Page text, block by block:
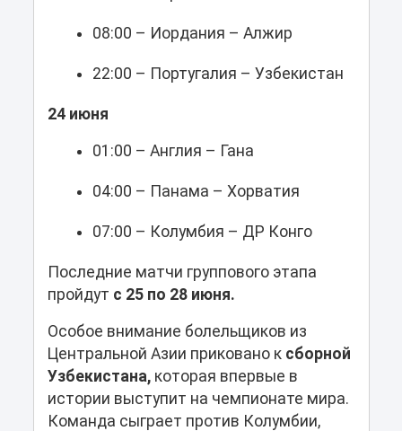
08:00 – Иордания – Алжир
22:00 – Португалия – Узбекистан
24 июня
01:00 – Англия – Гана
04:00 – Панама – Хорватия
07:00 – Колумбия – ДР Конго
Последние матчи группового этапа
пройдут с 25 по 28 июня.
Особое внимание болельщиков из
Центральной Азии приковано к сборной
Узбекистана,которая впервые в
истории выступит на чемпионате мира.
Команда сыграет против Колумбии,